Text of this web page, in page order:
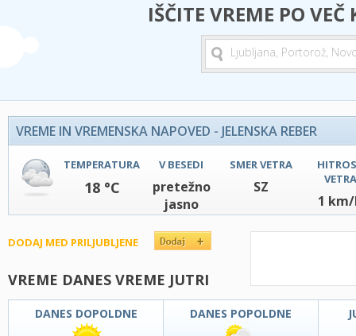
IŠČITE VREME PO
VREME IN VREMENSKA NAPOVED - JELENSKA REBER
TEMPERATURA
18 °C
V BESEDI
pretežno
jasno
SMER VETRA
SZ
VETRA
1
DODAJ MED PRILJUBLJENE
VREME DANES VREME JUTRI
DANES DOPOLDNE DANES POPOLDNE